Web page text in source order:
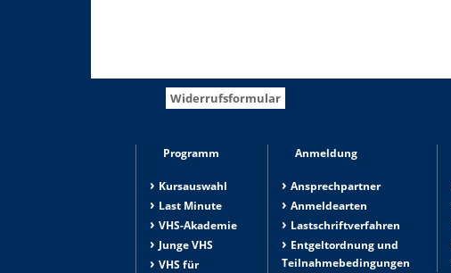
Widerrufsformular
Programm
Kursauswahl
Last Minute
VHS-Akademie
Junge VHS
VHS für
Anmeldung
Ansprechpartner
Anmeldearten
Lastschriftverfahren
Entgeltordnung und
Teilnahmebedingungen